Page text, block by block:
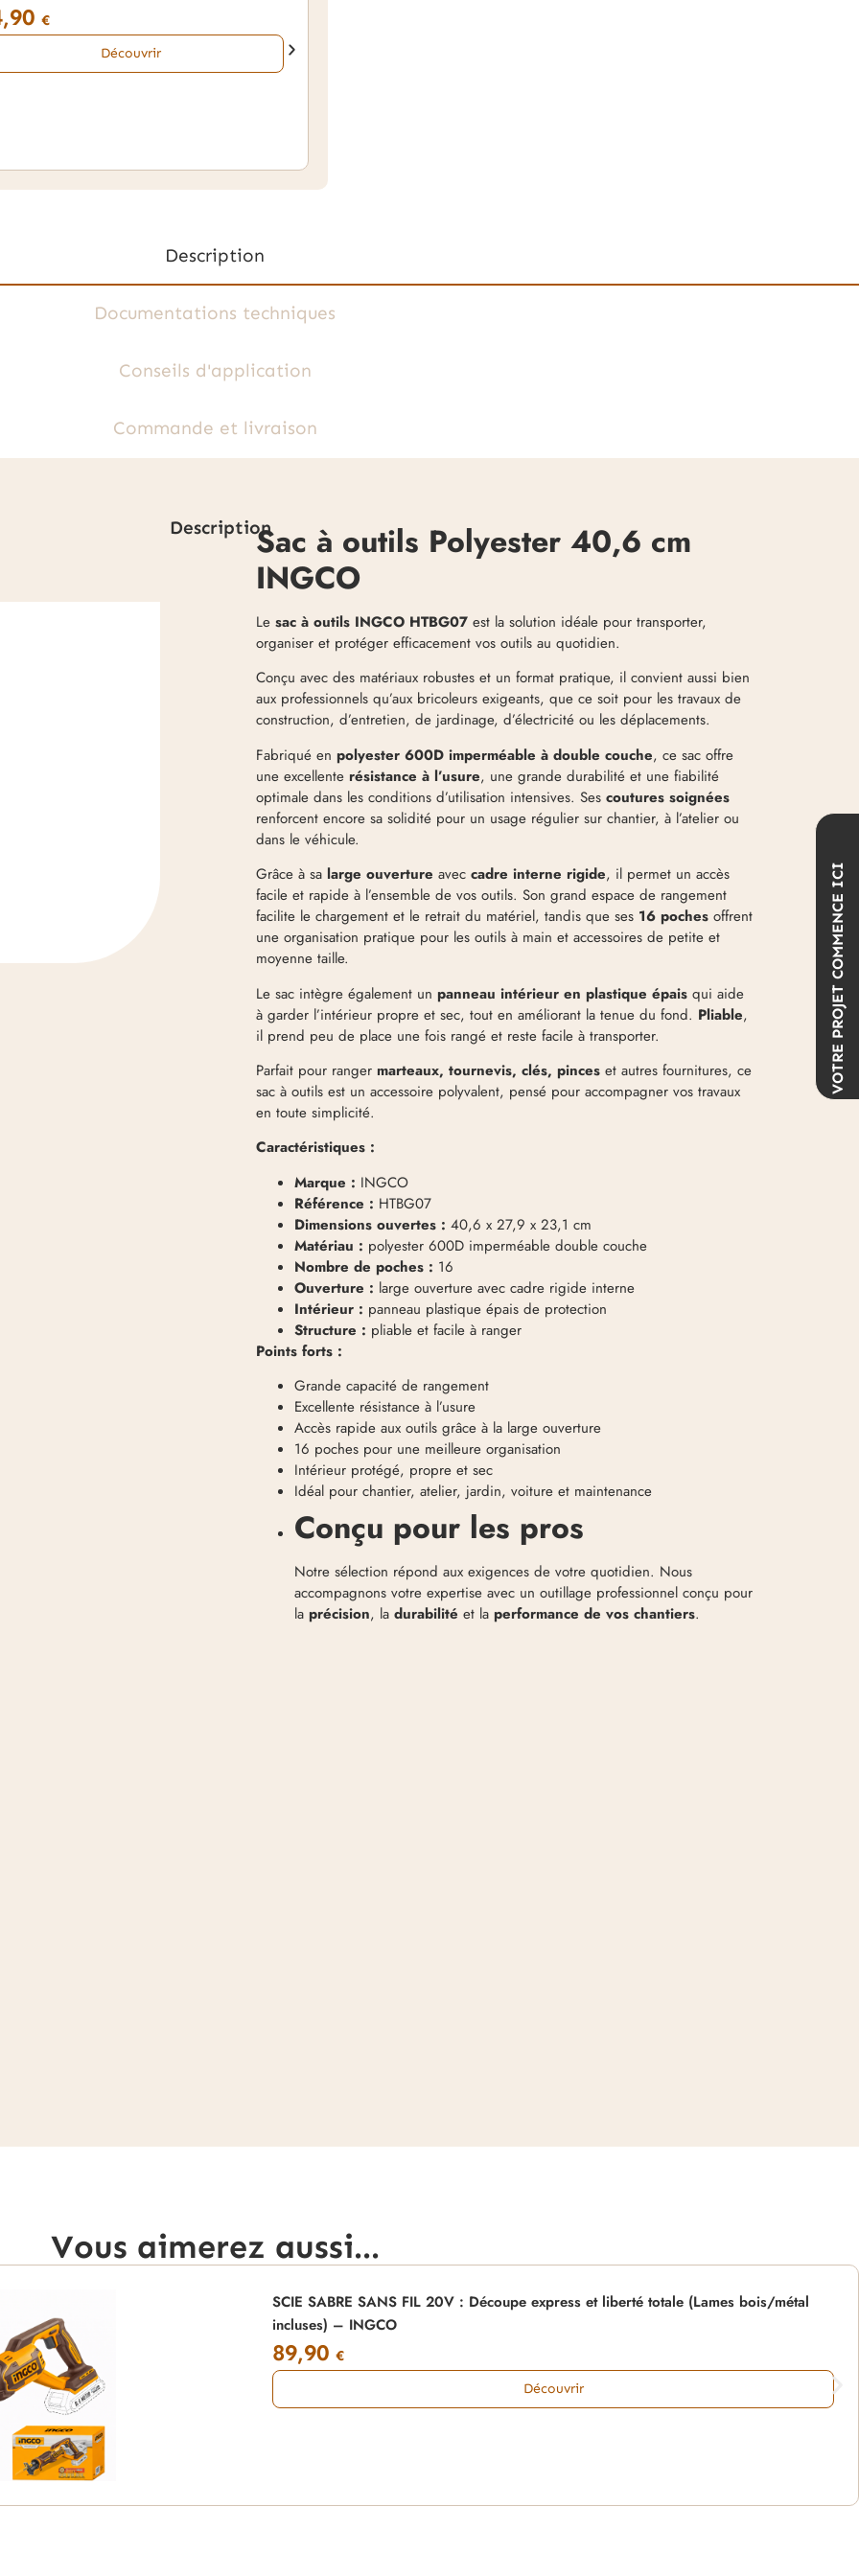
VOTRE PROJET
COMMENCE ICI
€
Découvrir
Description
Documentations techniques
Conseils d'application
Commande et livraison
DescriptionSac à outils Polyester 40,6 cm
INGCO
Lesac à outils INGCO HTBG07 est la solution idéale pour transporter,
organiser et protéger efficacement vos outils au quotidien.
Conçu avec des matériaux robustes et un format pratique, il convient aussi bien
aux professionnels qu’aux bricoleurs exigeants, que ce soit pour les travaux de
construction, d’entretien, de jardinage, d’électricité ou les déplacements.
Fabriqué enpolyester 600D imperméable à double couche, ce sac offre
une excellente résistance à l’usure, une grande durabilité et une fiabilité
optimale dans les conditions d’utilisation intensives. Sescoutures soignées
renforcent encore sa solidité pour un usage régulier sur chantier, à l’atelier ou
dans le véhicule.
Grâce à sa large ouverture aveccadre interne rigide, il permet un accès
facile et rapide à l’ensemble de vos outils. Son grand espace de rangement
facilite le chargement et le retrait du matériel, tandis que ses 16 poches offrent
une organisation pratique pour les outils à main et accessoires de petite et
moyenne taille.
Le sac intègre également unpanneau intérieur en plastique épais qui aide
à garder l’intérieur propre et sec, tout en améliorant la tenue du fond. Pliable,
il prend peu de place une fois rangé et reste facile à transporter.
Parfait pour ranger marteaux, tournevis, clés, pinces et autres fournitures, ce
sac à outils est un accessoire polyvalent, pensé pour accompagner vos travaux
en toute simplicité.
Caractéristiques :
Marque : INGCO
Référence : HTBG07
Dimensions ouvertes : 40,6 x 27,9 x 23,1 cm
Matériau : polyester 600D imperméable double couche
Nombre de poches : 16
Ouverture : large ouverture avec cadre rigide interne
Intérieur : panneau plastique épais de protection
Structure : pliable et facile à ranger
Points forts :
Grande capacité de rangement
Excellente résistance à l’usure
Accès rapide aux outils grâce à la large ouverture
16 poches pour une meilleure organisation
Intérieur protégé, propre et sec
Idéal pour chantier, atelier, jardin, voiture et maintenance
Conçu pour les pros
Notre sélection répond aux exigences de votre quotidien. Nous
accompagnons votre expertise avec un outillage professionnel conçu pour
laprécision, ladurabilité et laperformance de vos chantiers.
Vous aimerez aussi...
SCIE SABRE SANS FIL 20V : Découpe express et liberté totale (Lames bois/métal
incluses) – INGCO
89,90 €
Découvrir